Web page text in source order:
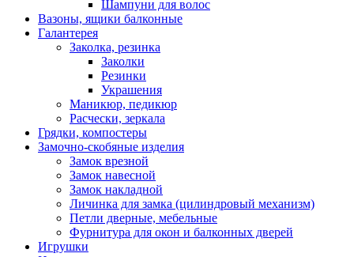
Шампуни для волос
Вазоны, ящики балконные
Галантерея
Заколка, резинка
Заколки
Резинки
Украшения
Маникюр, педикюр
Расчески, зеркала
Грядки, компостеры
Замочно-скобяные изделия
Замок врезной
Замок навесной
Замок накладной
Личинка для замка (цилиндровый механизм)
Петли дверные, мебельные
Фурнитура для окон и балконных дверей
Игрушки